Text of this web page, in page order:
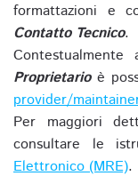
formattazioni e
Contatto Tecnico.
Proprietarioè
provider/
Per maggiori
consultare le
Elettronico (MRE).